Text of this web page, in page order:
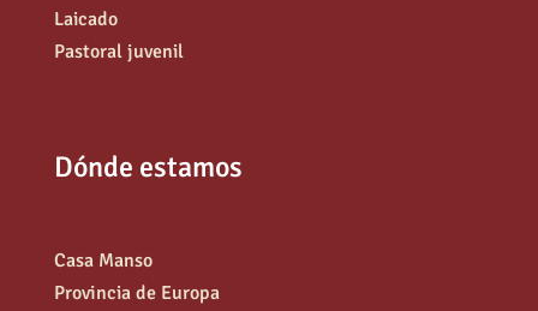
Laicado
Pastoral juvenil
Dónde estamos
Casa Manso
Provincia de Europa